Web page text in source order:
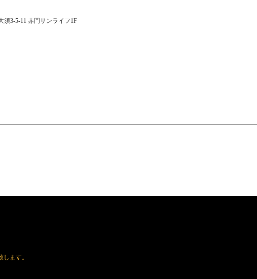
須3-5-11 赤門サンライフ1F
ます。